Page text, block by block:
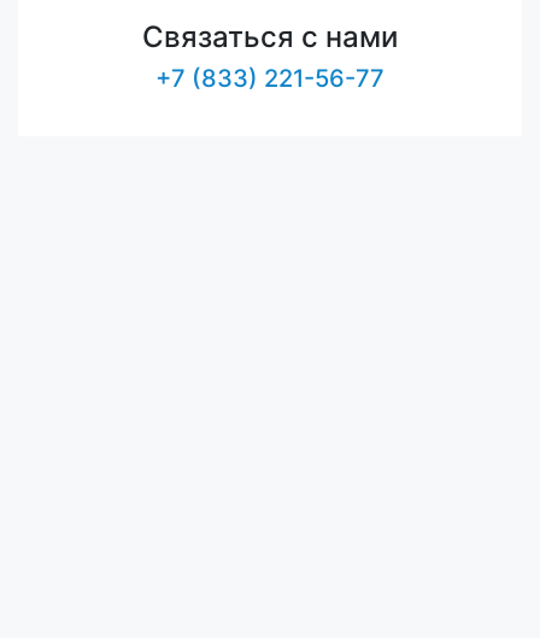
Связаться с нами
+7 (833) 221-56-77